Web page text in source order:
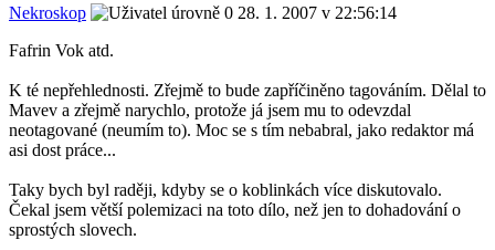
Nekroskop
28. 1. 2007 v 22:56:14
Fafrin Vok atd.
K té nepřehlednosti. Zřejmě to bude zapříčiněno tagováním. Dělal to
Mavev a zřejmě narychlo, protože já jsem mu to odevzdal
neotagované (neumím to). Moc se s tím nebabral, jako redaktor má
asi dost práce...
Taky bych byl raději, kdyby se o koblinkách více diskutovalo.
Čekal jsem větší polemizaci na toto dílo, než jen to dohadování o
sprostých slovech.